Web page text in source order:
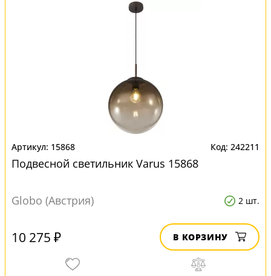
15868 242211
Подвесной светильник Varus 15868
Globo (Австрия) 2 шт.
10 275 ₽ В КОРЗИНУ